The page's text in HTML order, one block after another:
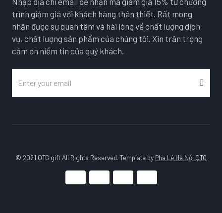
trình giảm giá với khách hàng thân thiết. Rất mong
nhận được sự quan tâm và hài lòng về chất lượng dịch
vụ, chất lượng sản phẩm của chúng tôi. Xin trân trọng
cảm ơn niềm tin của quý khách.
© 2021 QTG gift All Rights Reserved. Template by Pha Lê Hà Nội QTG